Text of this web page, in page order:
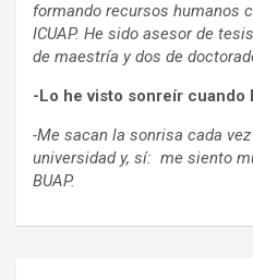
formando recursos humanos
ICUAP. He sido asesor de
de maestría y dos de
-Lo he visto sonreír cuando
-Me sacan la sonrisa cada
universidad y, sí: me siento
BUAP.